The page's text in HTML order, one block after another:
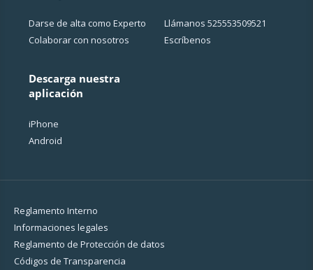
Darse de alta como Experto
Colaborar con nosotros
Descarga nuestra
aplicación
iPhone
Android
Llámanos 525553509521
Escríbenos
Reglamento Interno
Informaciones legales
Reglamento de Protección de datos
Códigos de Transparencia